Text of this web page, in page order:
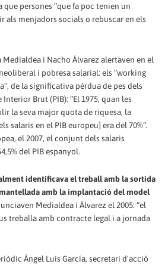
persones “que fa poc tenien un
als menjadors socials o rebuscar en els
Medialdea i Nacho Álvarez alertaven en el
i pobresa salarial: els “working
de la significativa pèrdua de pes dels
Brut (PIB): “El 1975, quan les
la seva major quota de riquesa, la
salaris en el PIB europeu] era del 70%”.
el 2007, el conjunt dels salaris
del PIB espanyol.
identificava el treball amb la sortida
amb la implantació del model
Medialdea i Álvarez el 2005: “el
treballa amb contracte legal i a jornada
Ángel Luis García, secretari d'acció